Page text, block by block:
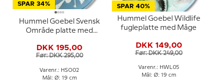
SPAR 34%
Hummel Goebel Svensk
Område platte med
DKK 195,00
Før: DKK 295,00
Varenr.: HSO02
Mål: Ø: 19 cm
SPAR 40%
Hummel Goebel Wildlife
fugleplatte med Måge
DKK 149,00
Før: DKK 249,00
Varenr.: HWL05
Mål: Ø: 19 cm